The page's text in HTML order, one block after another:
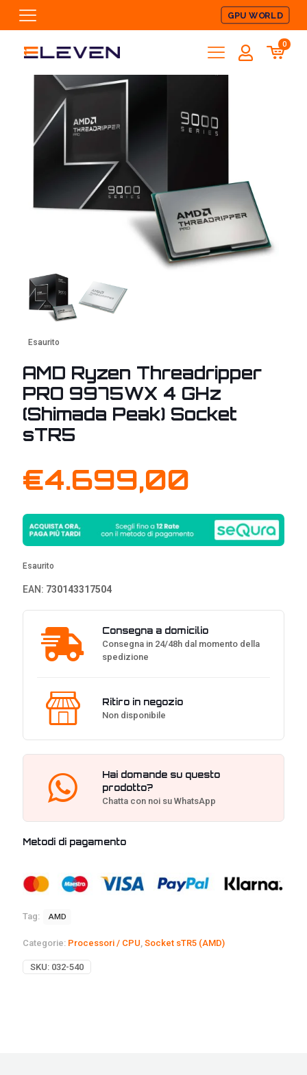
GPU WORLD
0
Esaurito
AMD Ryzen Threadripper
PRO 9975WX 4 GHz
(Shimada Peak) Socket
sTR5
€4.699,00
Esaurito
EAN: 730143317504
Consegna a domicilio
Consegna in 24/48h dal momento della
spedizione
Ritiro in negozio
Non disponibile
Hai domande su questo
prodotto?
Chatta con noi su WhatsApp
Metodi di pagamento
Tag: AMD
Categorie: Processori / CPU Socket sTR5 (AMD)
SKU: 032-540